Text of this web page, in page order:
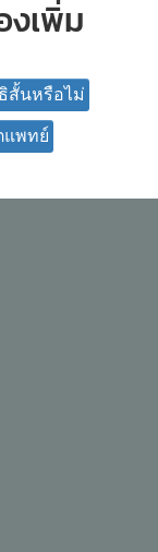
งเพิ่ม
สั้นหรือไม่
แพทย์